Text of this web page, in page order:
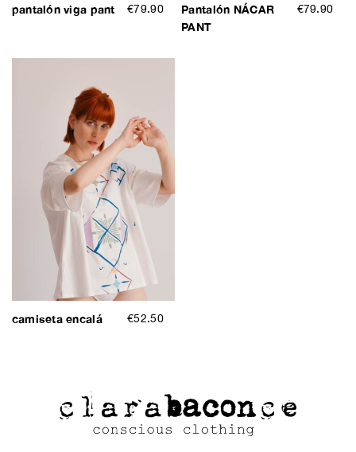
pantalón viga pant €79.90
Pantalón NÁCAR
PANT
€79.90
camiseta encalá €52.50